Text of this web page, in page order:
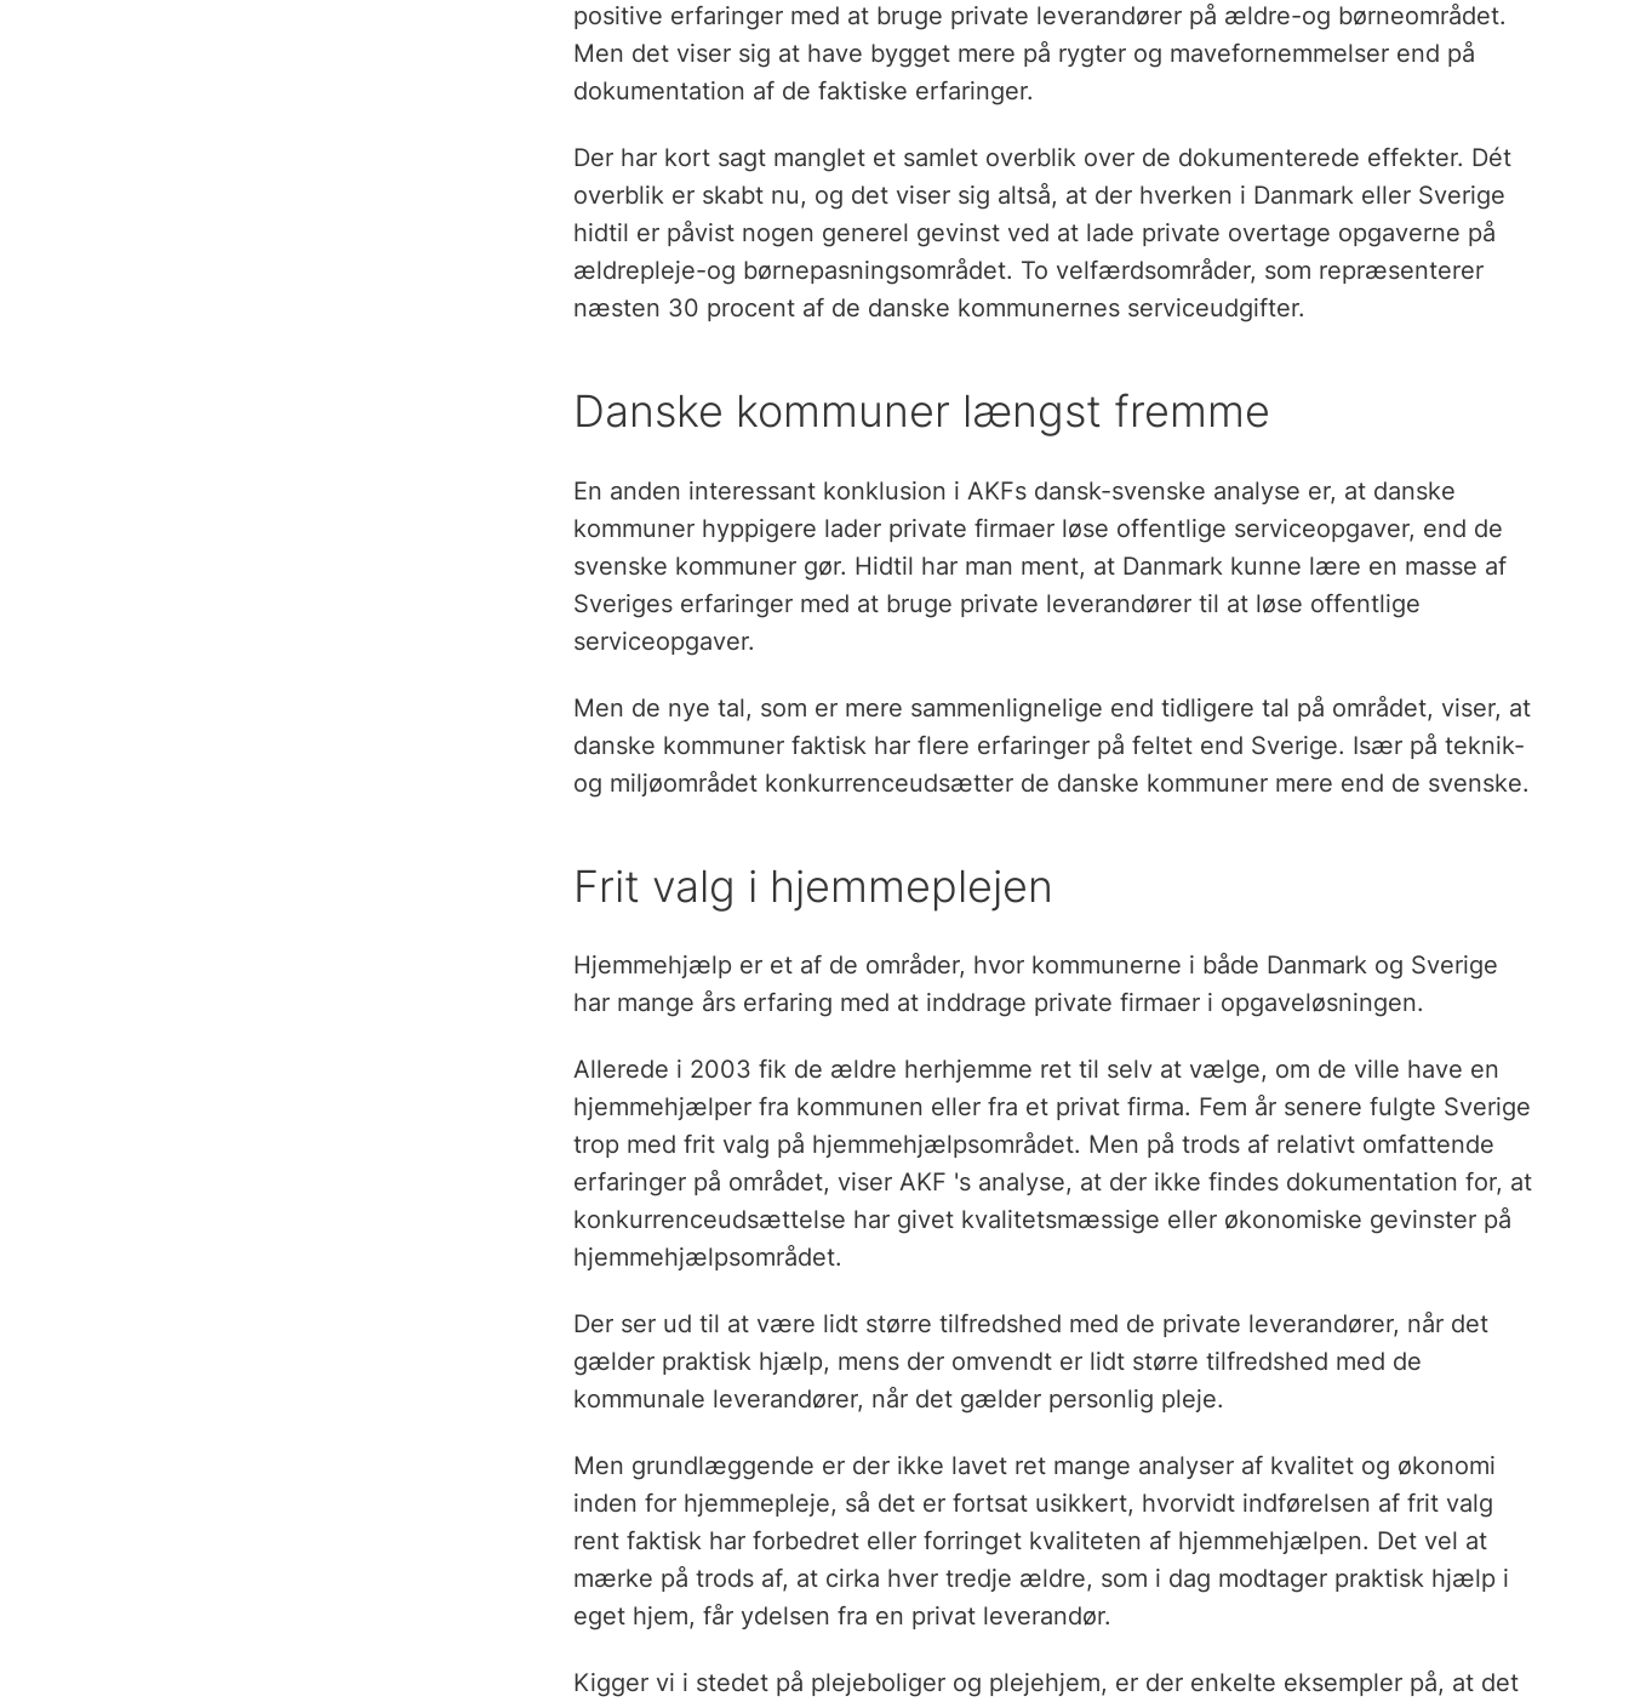
positive erfaringer med at bruge private leverandører på ældre-og børneområdet.
Men det viser sig at have bygget mere på rygter og mavefornemmelser end på
dokumentation af de faktiske erfaringer.
Der har kort sagt manglet et samlet overblik over de dokumenterede effekter. Dét
overblik er skabt nu, og det viser sig altså, at der hverken i Danmark eller Sverige
hidtil er påvist nogen generel gevinst ved at lade private overtage opgaverne på
ældrepleje-og børnepasningsområdet. To velfærdsområder, som repræsenterer
næsten 30 procent af de danske kommunernes serviceudgifter.
Danske kommuner længst fremme
En anden interessant konklusion i AKFs dansk-svenske analyse er, at danske
kommuner hyppigere lader private firmaer løse offentlige serviceopgaver, end de
svenske kommuner gør. Hidtil har man ment, at Danmark kunne lære en masse af
Sveriges erfaringer med at bruge private leverandører til at løse offentlige
serviceopgaver.
Men de nye tal, som er mere sammenlignelige end tidligere tal på området, viser, at
danske kommuner faktisk har flere erfaringer på feltet end Sverige. Især på teknik-
og miljøområdet konkurrenceudsætter de danske kommuner mere end de svenske.
Frit valg i hjemmeplejen
Hjemmehjælp er et af de områder, hvor kommunerne i både Danmark og Sverige
har mange års erfaring med at inddrage private firmaer i opgaveløsningen.
Allerede i 2003 fik de ældre herhjemme ret til selv at vælge, om de ville have en
hjemmehjælper fra kommunen eller fra et privat firma. Fem år senere fulgte Sverige
trop med frit valg på hjemmehjælpsområdet. Men på trods af relativt omfattende
erfaringer på området, viser AKF 's analyse, at der ikke findes dokumentation for, at
konkurrenceudsættelse har givet kvalitetsmæssige eller økonomiske gevinster på
hjemmehjælpsområdet.
Der ser ud til at være lidt større tilfredshed med de private leverandører, når det
gælder praktisk hjælp, mens der omvendt er lidt større tilfredshed med de
kommunale leverandører, når det gælder personlig pleje.
Men grundlæggende er der ikke lavet ret mange analyser af kvalitet og økonomi
inden for hjemmepleje, så det er fortsat usikkert, hvorvidt indførelsen af frit valg
rent faktisk har forbedret eller forringet kvaliteten af hjemmehjælpen. Det vel at
mærke på trods af, at cirka hver tredje ældre, som i dag modtager praktisk hjælp i
eget hjem, får ydelsen fra en privat leverandør.
Kigger vi i stedet på plejeboliger og plejehjem, er der enkelte eksempler på, at det